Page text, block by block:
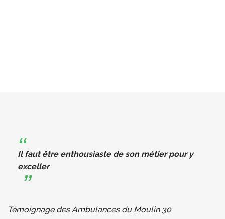
Il faut être enthousiaste de son métier pour y
exceller
Témoignage des Ambulances du Moulin 30